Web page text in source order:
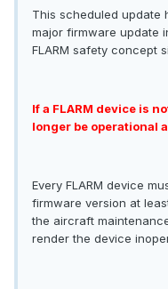
This scheduled update
major firmware update
FLARM safety concept
If a FLARM device is
longer be operational
Every FLARM device
firmware version at
the aircraft
render the device